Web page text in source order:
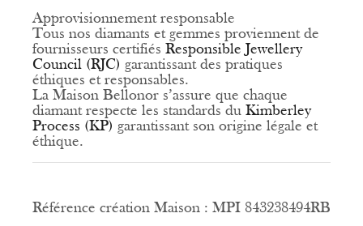
Approvisionnement responsable
Tous nos diamants et gemmes proviennent de
fournisseurs certifiés Responsible Jewellery
Council (RJC) garantissant des pratiques
éthiques et responsables.
La Maison Bellonor s’assure que chaque
diamant respecte les standards du Kimberley
Process (KP) garantissant son origine légale et
éthique.
Référence création Maison : MPI 843238494RB